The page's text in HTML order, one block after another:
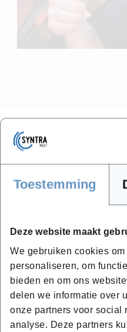
Toestemming
Deze website maakt
We gebruiken cookies
personaliseren, om
bieden en om ons
delen we informatie over
onze partners voor social
analyse. Deze partners
Waarom
Geen
ervaring